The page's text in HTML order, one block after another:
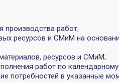
производства работ;
ресурсов и СМиМ на
ресурсов и СМиМ;
работ по календарному
потребностей в указанные